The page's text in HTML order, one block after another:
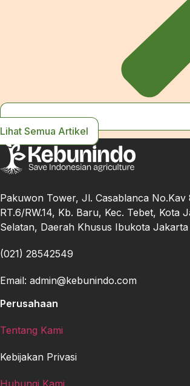
Lihat Semua Artikel
Pakuwon Tower, Jl. Casablanca No.Kav
RT.6/RW.14, Kb. Baru, Kec. Tebet, Kota
Selatan, Daerah Khusus Ibukota Jakarta
(021) 28542549
Email: admin@kebunindo.com
Perusahaan
Tentang Kami
Kebijakan Privasi